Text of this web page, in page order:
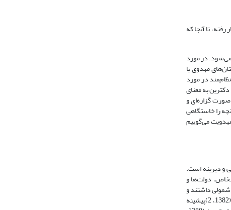
تا آنجا که
می‌شود. در مورد
مهدوی یا
در مورد
به معنای
گزاره‌ای و
را خاستگاهی
می‌گوییم
جهانی‌شدن امری تاریخی و دیرینه است.
تاریخ دارد و اشخاص، دولت‌ها و
داشتند و
خود را محدود به یک زمان و مکان خاص نمی‌کردند». برخی دیگر از نظریه‌پردازان، پیشینه جهانی‌شدن را متاخر و مربوط به عصر مدرنیسم می‌دانند. هلد و مک گرو (1382، 2)پیشینه